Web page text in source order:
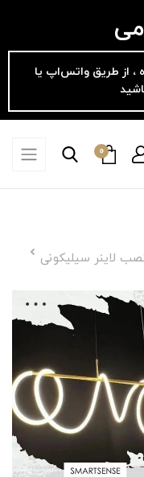
، از طریق واتس‌اپ یا
0
لاینر سیلیکونی